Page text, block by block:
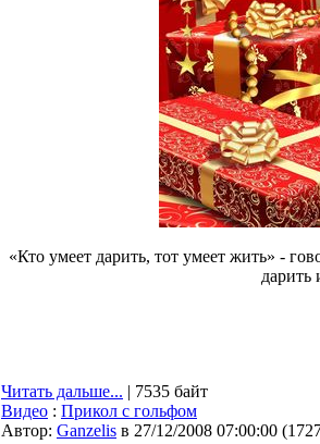
«Кто умеет дарить, тот умеет жить» -
дарить
Читать дальше... | 7535 байт
Видео : Прикол с гольфом
Автор: Ganzelis в 27/12/2008 07:00:00 (